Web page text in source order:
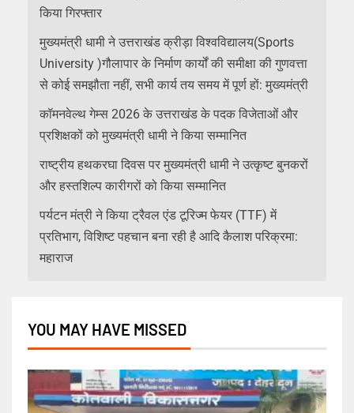
किया गिरफ्तार
मुख्यमंत्री धामी ने उत्तराखंड क्रीड़ा विश्वविद्यालय(Sports
University )गौलापार के निर्माण कार्यों की समीक्षा की गुणवत्ता
से कोई समझौता नहीं, सभी कार्य तय समय में पूर्ण हों: मुख्यमंत्री
कॉमनवेल्थ गेम्स 2026 के उत्तराखंड के पदक विजेताओं और
प्रशिक्षकों को मुख्यमंत्री धामी ने किया सम्मानित
राष्ट्रीय हथकरघा दिवस पर मुख्यमंत्री धामी ने उत्कृष्ट बुनकरों
और हस्तशिल्प कारीगरों को किया सम्मानित
पर्यटन मंत्री ने किया ट्रैवल एंड टूरिज्म फेयर (TTF) में
प्रतिभाग, विशिष्ट पहचान बना रही है आदि कैलाश परिक्रमा:
महाराज
YOU MAY HAVE MISSED